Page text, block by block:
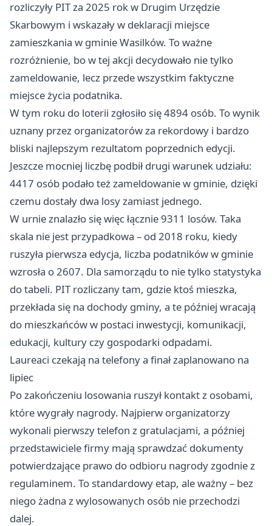
rozliczyły PIT za 2025 rok w Drugim Urzędzie
Skarbowym i wskazały w deklaracji miejsce
zamieszkania w gminie Wasilków. To ważne
rozróżnienie, bo w tej akcji decydowało nie tylko
zameldowanie, lecz przede wszystkim faktyczne
miejsce życia podatnika.
W tym roku do loterii zgłosiło się 4894 osób. To wynik
uznany przez organizatorów za rekordowy i bardzo
bliski najlepszym rezultatom poprzednich edycji.
Jeszcze mocniej liczbę podbił drugi warunek udziału:
4417 osób podało też zameldowanie w gminie, dzięki
czemu dostały dwa losy zamiast jednego.
W urnie znalazło się więc łącznie 9311 losów. Taka
skala nie jest przypadkowa – od 2018 roku, kiedy
ruszyła pierwsza edycja, liczba podatników w gminie
wzrosła o 2607. Dla samorządu to nie tylko statystyka
do tabeli. PIT rozliczany tam, gdzie ktoś mieszka,
przekłada się na dochody gminy, a te później wracają
do mieszkańców w postaci inwestycji, komunikacji,
edukacji, kultury czy gospodarki odpadami.
Laureaci czekają na telefony a finał zaplanowano na
lipiec
Po zakończeniu losowania ruszył kontakt z osobami,
które wygrały nagrody. Najpierw organizatorzy
wykonali pierwszy telefon z gratulacjami, a później
przedstawiciele firmy mają sprawdzać dokumenty
potwierdzające prawo do odbioru nagrody zgodnie z
regulaminem. To standardowy etap, ale ważny – bez
niego żadna z wylosowanych osób nie przechodzi
dalej.